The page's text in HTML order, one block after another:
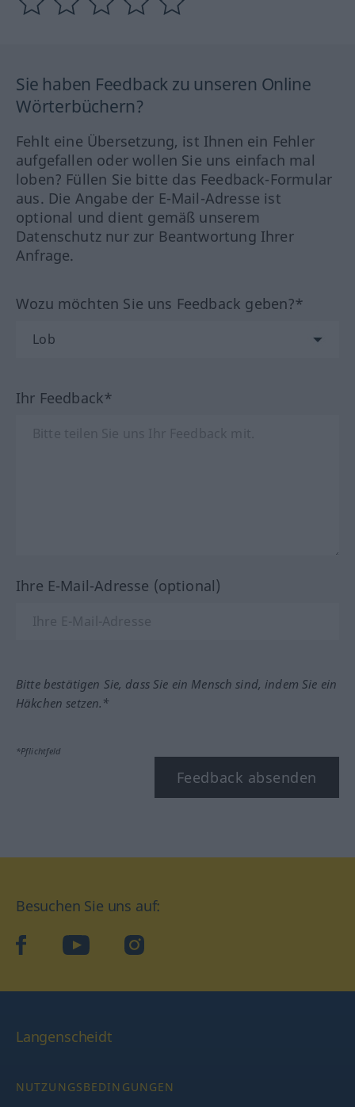
Sie haben Feedback zu unseren Online
Wörterbüchern?
Fehlt eine Übersetzung, ist Ihnen ein Fehler
aufgefallen oder wollen Sie uns einfach mal
loben? Füllen Sie bitte das Feedback-Formular
aus. Die Angabe der E-Mail-Adresse ist
optional und dient gemäß unserem
Datenschutz nur zur Beantwortung Ihrer
Anfrage.
Wozu möchten Sie uns Feedback geben?*
Ihr Feedback*
Ihre E-Mail-Adresse (optional)
Bitte bestätigen Sie, dass Sie ein Mensch sind, indem Sie ein
Häkchen setzen.*
*Pflichtfeld
Feedback absenden
Besuchen Sie uns auf:
facebookYouTube Instagram
Langenscheidt
NUTZUNGSBEDINGUNGEN